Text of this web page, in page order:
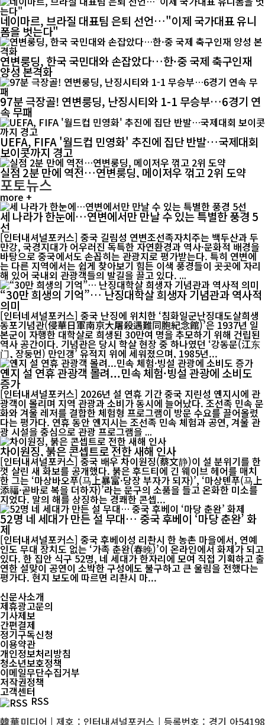
네이마르, 브라질 대표팀 은퇴 선언…"이제 국가대표 유니
폼을 벗는다"
연변룽딩, 한국 국민대와 손잡았다…한·중 국제 축구인재
양성 본격화
97분 극장골! 연변룽딩, 난징시티와 1-1 무승부…6경기 연
속 무패
UEFA, FIFA '월드컵 민영화' 추진에 집단 반발…국제대회
보이콧까지 경고
실점 2분 만에 역전…연변룽딩, 메이저우 꺾고 2위 도약
포토뉴스
more +
세 나라가 한눈에…연변에서만 만날 수 있는 특별한 풍경 5
선
[인터내셔널포커스] 중국 길림성 연변조선족자치주는 백두산과 두
만강, 국경지대가 어우러진 독특한 자연환경과 역사·문화적 배경을
바탕으로 중국에서도 손꼽히는 관광지로 평가받는다. 특히 연변에
는 다른 지역에서는 쉽게 찾아보기 힘든 이색 풍경들이 곳곳에 자리
해 있어 국내외 관광객들의 발길을 끌고 있다. ...
“30만 희생의 기억”… 난징대학살 희생자 기념관과 역사적
의미
[인터네셔널포커스] 중국 난징에 위치한 ‘침화일군난징대도살희생
동포기념관(侵華日軍南京大屠殺遇難同胞紀念館)’은 1937년 일
본군이 자행한 대학살로 희생된 30만여 명을 추모하기 위해 건립된
역사 공간이다. 기념관은 당시 학살 현장 중 하나였던 ‘강동문(江东
门, 장둥먼) 만인갱’ 유적지 위에 세워졌으며, 1985년...
옌지 설 연휴 관광객 몰려...민속 체험·빙설 관광에 소비도
증가
[인터내셔널포커스] 2026년 설 연휴 기간 중국 지린성 옌지시에 관
광객이 몰리며 지역 관광과 소비가 동시에 늘어났다. 조선족 민속 문
화와 겨울 레저를 결합한 체험형 프로그램이 방문 수요를 끌어올렸
다는 평가다. 연휴 동안 옌지시는 조선족 민속 체험과 공연, 겨울 관
광 시설을 중심으로 관광 프로그램을 ...
차이원징, 붉은 콘셉트로 전한 새해 인사
[인터내셔널포커스] 중국 배우 차이원징(蔡文静)이 설 분위기를 한
껏 살린 새 화보를 공개했다. 붉은 후드티에 긴 웨이브 헤어를 매치
한 그는 ‘마상바오푸(马上暴富·당장 부자가 되자)’, ‘마상톈푸(马上
添福·곧바로 복을 더하자)’라는 문구의 소품을 들고 온화한 미소를
지었다. 말의 해를 상징하는 경쾌한 콘셉...
52명 네 세대가 만든 설 무대… 중국 후베이 ‘마당 춘완’ 화
제
[인터내셔널포커스] 중국 후베이성 리촨시 한 농촌 마을에서, 연예
인도 무대 장치도 없는 ‘가족 춘완(春晚)’이 온라인에서 화제가 되고
있다. 한 집안 식구 52명, 네 세대가 한자리에 모여 직접 기획하고 출
연한 설맞이 공연이 소박한 구성에도 불구하고 큰 울림을 전했다는
평가다. 현지 보도에 따르면 리촨시 마...
신문사소개
제휴광고문의
기사제보
간편결제
정기구독신청
이용약관
개인정보처리방침
청소년보호정책
이메일무단수집거부
저작권정책
고객센터
RSS
韓華미디어 | 제호 : 인터내셔널포커스 | 등록번호 : 경기 아54198